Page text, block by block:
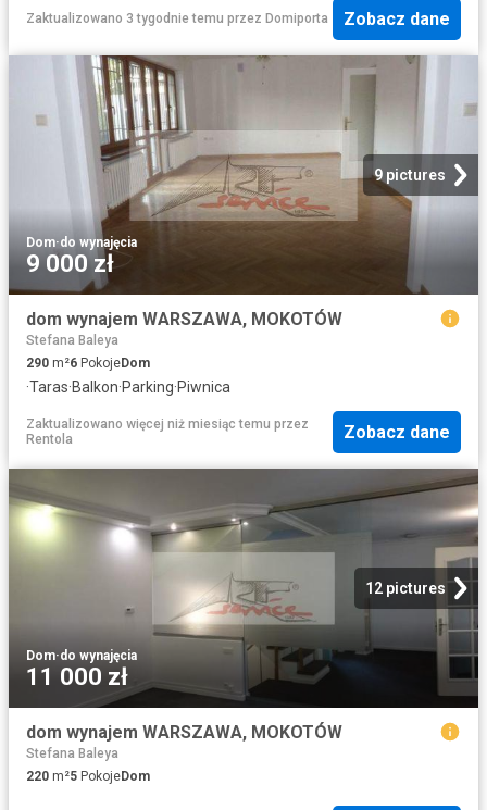
Zaktualizowano 3 tygodnie temu przez Domiporta Zobacz dane
9 pictures
Dom·do wynajęcia
9 000 zł
dom wynajem WARSZAWA, MOKOTÓW
Stefana Baleya
290 m²6 PokojeDom
·Taras·Balkon·Parking·Piwnica
Zaktualizowano więcej niż miesiąc temu przez
Rentola
Zobacz dane
12 pictures
Dom·do wynajęcia
11 000 zł
dom wynajem WARSZAWA, MOKOTÓW
Stefana Baleya
220 m²5 PokojeDom